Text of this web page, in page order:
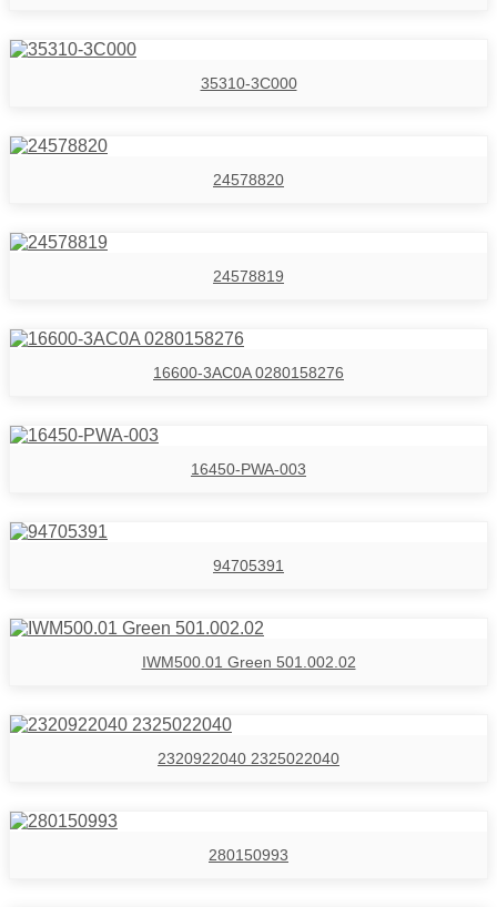
35310-3C000
24578820
24578819
16600-3AC0A 0280158276
16450-PWA-003
94705391
IWM500.01 Green 501.002.02
2320922040 2325022040
280150993